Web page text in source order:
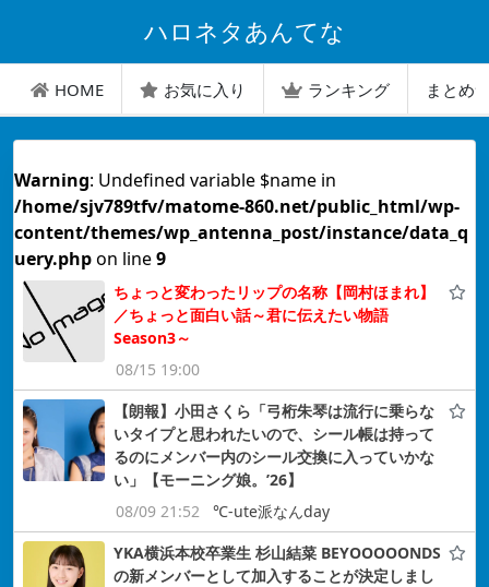
ハロネタあんてな
HOME お気に入り ランキング まとめ
Warning: Undefined variable $name in
/home/sjv789tfv/matome-860.net/public_html/wp-
content/themes/wp_antenna_post/instance/data_q
uery.phpon line9
ちょっと変わったリップの名称【岡村ほまれ】
／ちょっと面白い話～君に伝えたい物語
Season3～
08/15 19:00
【朗報】小田さくら「弓桁朱琴は流行に乗らな
いタイプと思われたいので、シール帳は持って
るのにメンバー内のシール交換に入っていかな
い」【モーニング娘。’26】
08/09 21:52
℃-ute派なんday
YKA横浜本校卒業生 杉山結菜 BEYOOOOONDS
の新メンバーとして加入することが決定しまし